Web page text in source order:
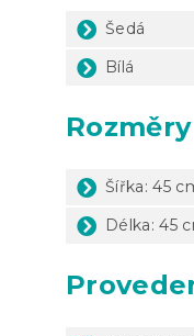
Šedá
Bílá
Rozměry
Šířka: 45
Délka: 45